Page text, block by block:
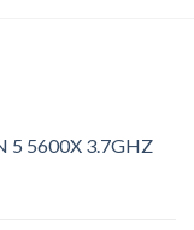
5 5600X 3.7GHZ